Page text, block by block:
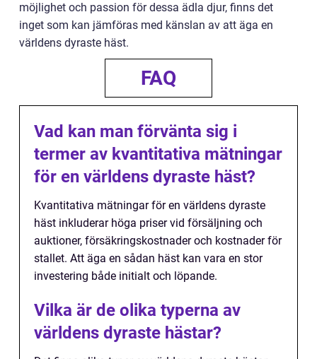
möjlighet och passion för dessa ädla djur, finns det
inget som kan jämföras med känslan av att äga en
världens dyraste häst.
FAQ
Vad kan man förvänta sig i
termer av kvantitativa mätningar
för en världens dyraste häst?
Kvantitativa mätningar för en världens dyraste
häst inkluderar höga priser vid försäljning och
auktioner, försäkringskostnader och kostnader för
stallet. Att äga en sådan häst kan vara en stor
investering både initialt och löpande.
Vilka är de olika typerna av
världens dyraste hästar?